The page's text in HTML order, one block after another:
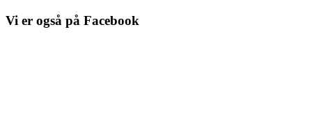
Vi er også på Facebook